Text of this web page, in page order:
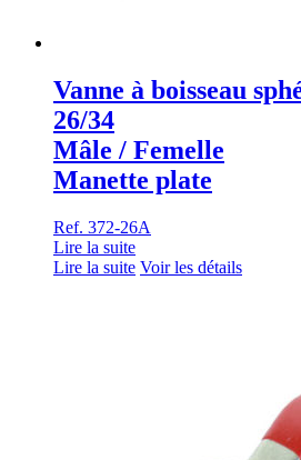
Vanne à boisseau
26/34
Mâle / Femelle
Manette plate
Ref. 372-26A
Lire la suite
Lire la suite Voir les détails